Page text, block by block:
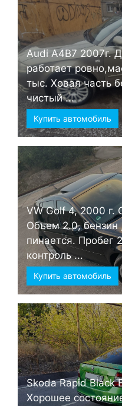
Audi А4B7 2007г.
работает
тыс. Ховая часть
чистый ...
Купить автомобиль
VW Golf 4, 2000 г.
Объем 2.0, бензин
пинается. Пробег
контроль ...
Купить автомобиль
Skoda Rapid Black
Хорошее